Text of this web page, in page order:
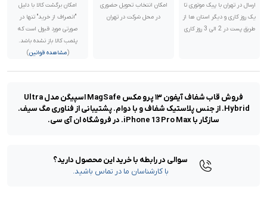
ارسال در تهران با پیک موتوری تا
یک روز کاری و دیگر استان ها از
طریق پست در 2 الی 3 روز کاری
امکان انتخاب تحویل حضوری
در محل شرکت در تهران
امکان برگشت کالا با دلیل
"انصراف از خرید" تنها در
صورتی مورد قبول است که
پلمب کالا باز نشده باشد.
(مشاهده قوانین)
فروش قاب شفاف آیفون ۱۳ پرو مکس MagSafe اسپیگن مدل Ultra
Hybrid. از جنس پلاستیک شفاف و با دوام. پشتیبانی از فناوری مگ سیف.
سازگار با iPhone 13 Pro Max. در فروشگاه ان آی سی.
سوالی در رابطه با خرید این محصول دارید؟
با کارشناسان ما در تماس باشید.